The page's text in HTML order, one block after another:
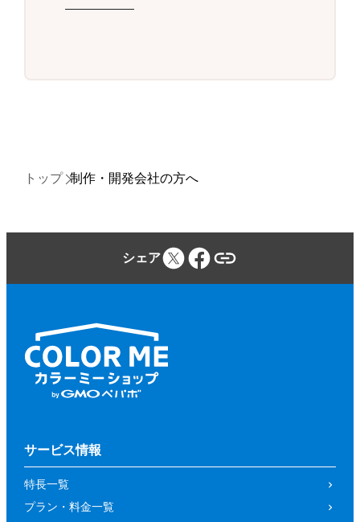
トップ 制作・開発会社の方へ
シェア
サービス情報
特長一覧
プラン・料金一覧